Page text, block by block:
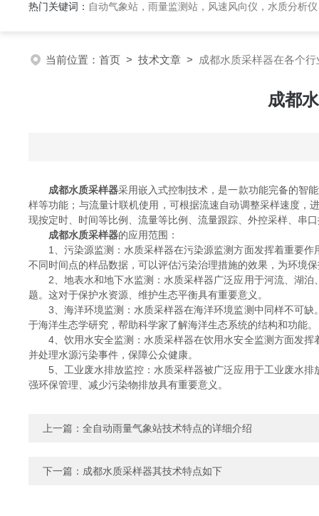
热门关键词： 自动气象站，雨量监测站，风速风向仪，水质分析
当前位置： 首页 > 技术文章 > 成都水质采样器在各个
成都
成都水质采样器采用嵌入式控制技术，是一款功能完备的智
样等功能；与流量计联机使用，可根据流速自动调整采样速度，
现按定时、时间等比例、流量等比例、流量跟踪、外控采样、串
成都水质采样器的应用范围：
1、污染源监测：水质采样器在污染源监测方面发挥着重要作
不同时间点的样品数据，可以评估污染治理措施的效果，为环境
2、地表水和地下水监测：水质采样器广泛应用于河流、湖泊
题。这对于保护水资源、维护生态平衡具有重要意义。
3、海洋环境监测：水质采样器在海洋环境监测中同样不可缺
于海洋生态学研究，帮助科学家了解海洋生态系统的结构和功能。
4、饮用水安全监测：水质采样器在饮用水安全监测方面发挥
并处理水源污染事件，保障公众健康。
5、工业废水排放监控：水质采样器被广泛应用于工业废水排
强环保管理、减少污染物排放具有重要意义。
上一篇： 全自动雨量气象站技术特点的详细介绍
下一篇： 成都水质采样器其技术特点如下